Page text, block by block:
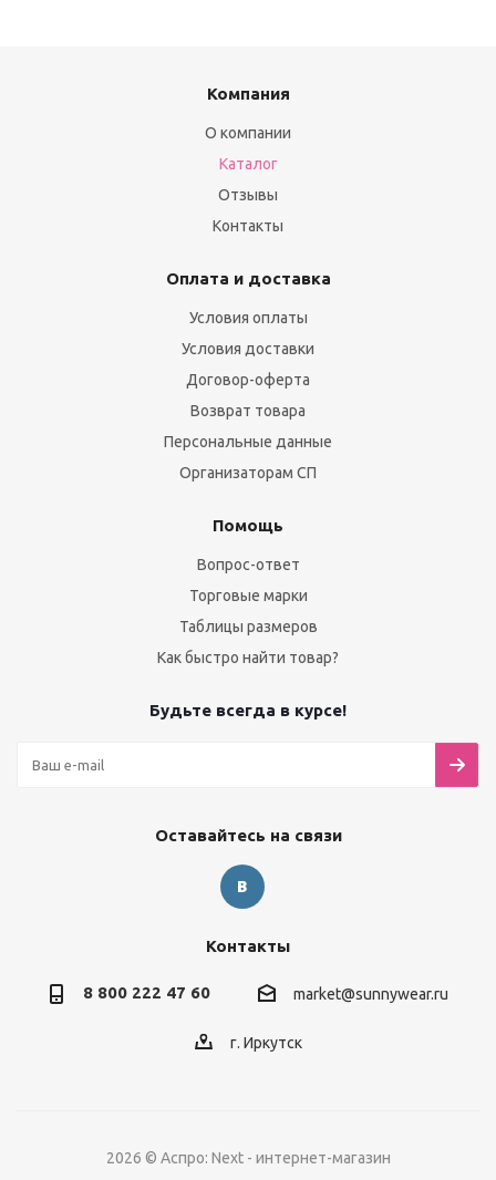
Компания
О компании
Каталог
Отзывы
Контакты
Оплата и доставка
Условия оплаты
Условия доставки
Договор-оферта
Возврат товара
Персональные данные
Организаторам СП
Помощь
Вопрос-ответ
Торговые марки
Таблицы размеров
Как быстро найти товар?
Будьте всегда в курсе!
Оставайтесь на связи
Контакты
8 800 222 47 60 market@sunnywear.ru
г. Иркутск
2026 © Аспро: Next - интернет-магазин